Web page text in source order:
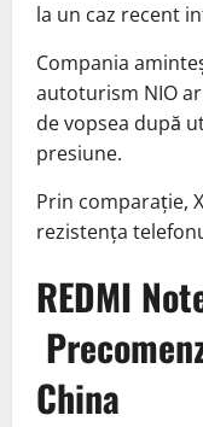
la un caz recent
Compania
autoturism NIO
de vopsea după
presiune.
Prin comparație,
rezistența
REDMI
China